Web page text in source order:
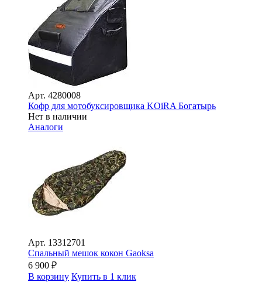
Арт. 4280008
Кофр для мотобуксировщика KOiRA Богатырь
Нет в наличии
Аналоги
Арт. 13312701
Спальный мешок кокон Gaoksa
6 900 ₽
В корзину Купить в 1 клик